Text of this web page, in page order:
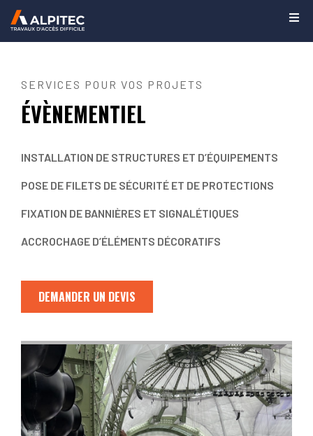
SERVICES POUR VOS PROJETS
ÉVÈNEMENTIEL
INSTALLATION DE STRUCTURES ET D’ÉQUIPEMENTS
POSE DE FILETS DE SÉCURITÉ ET DE PROTECTIONS
FIXATION DE BANNIÈRES ET SIGNALÉTIQUES
ACCROCHAGE D’ÉLÉMENTS DÉCORATIFS
DEMANDER UN DEVIS